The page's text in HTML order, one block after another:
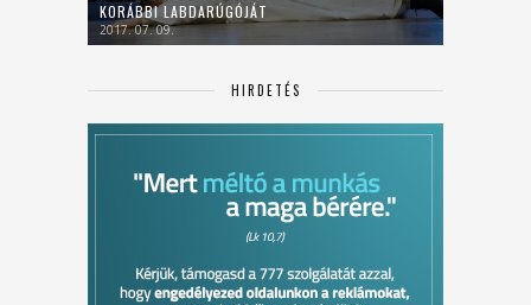
KORÁBBI LABDARÚGÓJÁT
2017. 07. 09.
HIRDETÉS